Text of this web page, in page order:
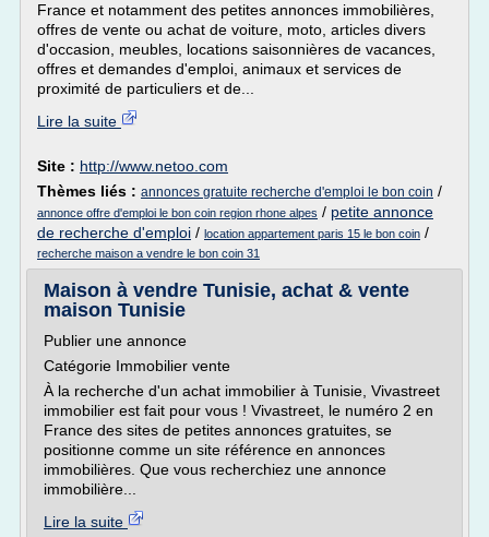
France et notamment des petites annonces immobilières,
offres de vente ou achat de voiture, moto, articles divers
d'occasion, meubles, locations saisonnières de vacances,
offres et demandes d'emploi, animaux et services de
proximité de particuliers et de...
Lire la suite
Site : http://www.netoo.com
Thèmes liés : annonces gratuite recherche d'emploi le bon coin /
annonce offre d'emploi le bon coin region rhone alpes / petite annonce
de recherche d'emploi / location appartement paris 15 le bon coin /
recherche maison a vendre le bon coin 31
Maison à vendre Tunisie, achat & vente
maison Tunisie
Publier une annonce
Catégorie Immobilier vente
À la recherche d'un achat immobilier à Tunisie, Vivastreet
immobilier est fait pour vous ! Vivastreet, le numéro 2 en
France des sites de petites annonces gratuites, se
positionne comme un site référence en annonces
immobilières. Que vous recherchiez une annonce
immobilière...
Lire la suite